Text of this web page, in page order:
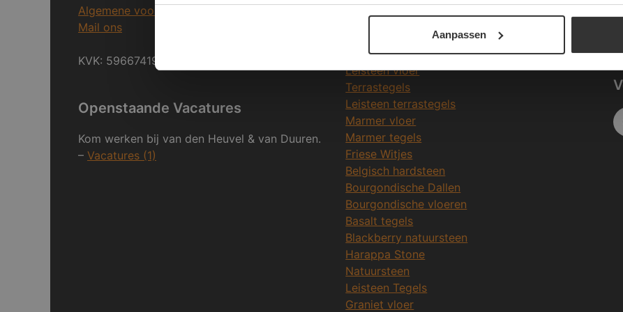
Aanpassen
Algemene voorwaarden
Mail ons
KVK: 59667419
Openstaande Vacatures
Kom werken bij van den Heuvel & van Duuren.
– Vacatures (1)
Meeste Gezochte Natuursteen
Natuursteen vloeren
Leisteen vloer
Terrastegels
Leisteen terrastegels
Marmer vloer
Marmer tegels
Friese Witjes
Belgisch hardsteen
Bourgondische Dallen
Bourgondische vloeren
Basalt tegels
Blackberry natuursteen
Harappa Stone
Natuursteen
Leisteen Tegels
Graniet vloer